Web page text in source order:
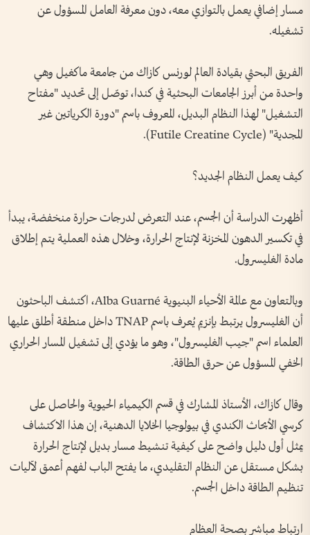
مسار إضافي يعمل بالتوازي معه، دون معرفة العامل المسؤول عن
تشغيله.
الفريق البحثي بقيادة العالم لورنس كازاك من جامعة ماكغيل وهي
واحدة من أبرز الجامعات البحثية في كندا، توصّل إلى تحديد "مفتاح
التشغيل" لهذا النظام البديل، المعروف باسم "دورة الكرياتين غير
المجدية" (Futile Creatine Cycle).
كيف يعمل النظام الجديد؟
أظهرت الدراسة أن الجسم، عند التعرض لدرجات حرارة منخفضة، يبدأ
في تكسير الدهون المخزنة لإنتاج الحرارة، وخلال هذه العملية يتم إطلاق
مادة الغليسرول.
وبالتعاون مع عالمة الأحياء البنيوية Alba Guarné، اكتشف الباحثون
أن الغليسرول يرتبط بإنزيم يُعرف باسم TNAP داخل منطقة أطلق عليها
العلماء اسم "جيب الغليسرول"، وهو ما يؤدي إلى تشغيل المسار الحراري
الخفي المسؤول عن حرق الطاقة.
وقال كازاك، الأستاذ المشارك في قسم الكيمياء الحيوية والحاصل على
كرسي الأبحاث الكندي في بيولوجيا الخلايا الدهنية، إن هذا الاكتشاف
يمثل أول دليل واضح على كيفية تنشيط مسار بديل لإنتاج الحرارة
بشكل مستقل عن النظام التقليدي، ما يفتح الباب لفهم أعمق لآليات
تنظيم الطاقة داخل الجسم.
ارتباط مباشر بصحة العظام